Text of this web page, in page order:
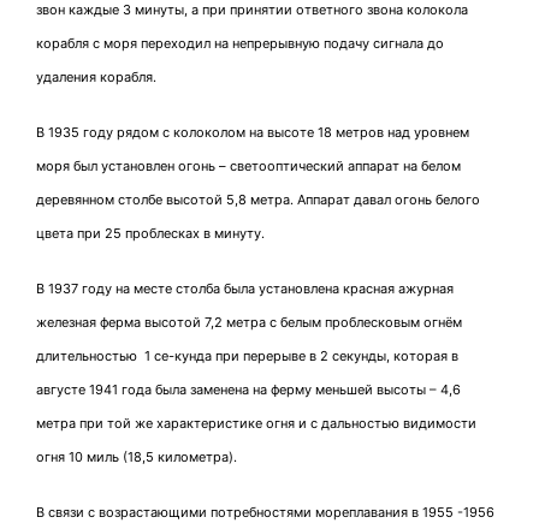
звон каждые 3 минуты, а при принятии ответного звона колокола
корабля с моря переходил на непрерывную подачу сигнала до
удаления корабля.
В 1935 году рядом с колоколом на высоте 18 метров над уровнем
моря был установлен огонь – светооптический аппарат на белом
деревянном столбе высотой 5,8 метра. Аппарат давал огонь белого
цвета при 25 проблесках в минуту.
В 1937 году на месте столба была установлена красная ажурная
железная ферма высотой 7,2 метра с белым проблесковым огнём
длительностью 1 се-кунда при перерыве в 2 секунды, которая в
августе 1941 года была заменена на ферму меньшей высоты – 4,6
метра при той же характеристике огня и с дальностью видимости
огня 10 миль (18,5 километра).
В связи с возрастающими потребностями мореплавания в 1955 -1956